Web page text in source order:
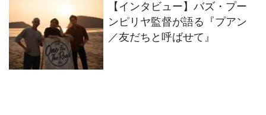
【インタビュー】バズ・プー
ンピリヤ監督が語る『プアン
／友だちと呼ばせて』